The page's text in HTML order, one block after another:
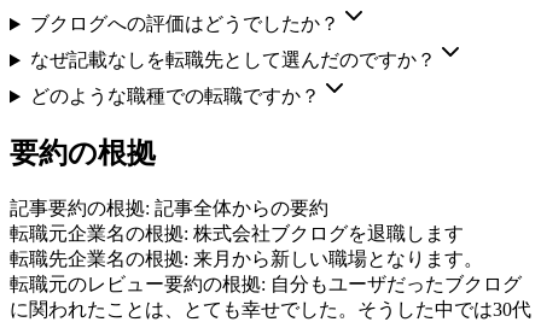
ブクログへの評価はどうでしたか？
なぜ記載なしを転職先として選んだのですか？
どのような職種での転職ですか？
要約の根拠
記事要約の根拠: 記事全体からの要約
転職元企業名の根拠: 株式会社ブクログを退職します
転職先企業名の根拠: 来月から新しい職場となります。
転職元のレビュー要約の根拠: 自分もユーザだったブクログ
に関われたことは、とても幸せでした。そうした中では30代